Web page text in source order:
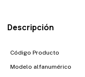
Descripción
Código Producto
Modelo alfanumérico